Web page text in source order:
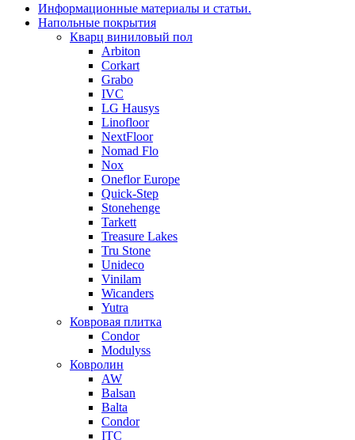
Информационные материалы и статьи.
Напольные покрытия
Кварц виниловый пол
Arbiton
Corkart
Grabo
IVC
LG Hausys
Linofloor
NextFloor
Nomad Flo
Nox
Oneflor Europe
Quick-Step
Stonehenge
Tarkett
Treasure Lakes
Tru Stone
Unideco
Vinilam
Wicanders
Yutra
Ковровая плитка
Condor
Modulyss
Ковролин
AW
Balsan
Balta
Condor
ITC